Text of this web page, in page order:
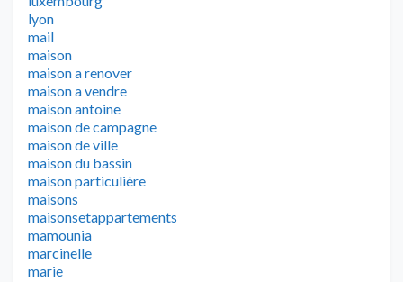
lyon
mail
maison
maison a renover
maison a vendre
maison antoine
maison de campagne
maison de ville
maison du bassin
maison particulière
maisons
maisonsetappartements
mamounia
marcinelle
marie